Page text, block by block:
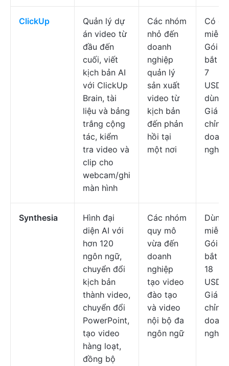
ClickUp
Quản lý dự
án video từ
đầu đến
cuối, viết
kịch bản AI
với ClickUp
Brain, tài
liệu và bảng
trắng cộng
tác, kiểm
tra video và
clip cho
webcam/ghi
màn hình
Các nhóm
nhỏ đến
doanh
nghiệp
quản lý
sản xuất
video từ
kịch bản
đến phản
hồi tại
một nơi
Có
miễn
Gói
bắt
7
USD/
dùng/
Giá
chỉnh
doanh
Synthesia
Hình đại
diện AI với
hơn 120
ngôn ngữ,
chuyển đổi
kịch bản
thành video,
chuyển đổi
PowerPoint,
tạo video
hàng loạt,
đồng bộ
Các nhóm
quy mô
vừa đến
doanh
nghiệp
tạo video
đào tạo
và video
nội bộ đa
ngôn ngữ
Dùng
miễn
Gói
bắt
18
USD/
Giá
chỉnh
doanh